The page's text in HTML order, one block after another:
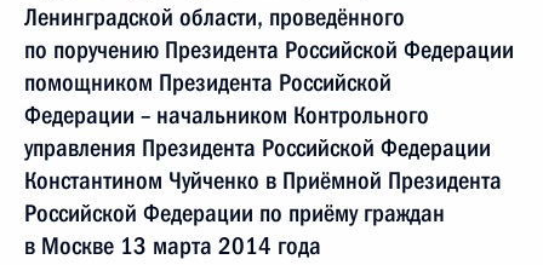
Ленинградской области, проведённого
по поручению Президента Российской Федерации
помощником Президента Российской
Федерации – начальником Контрольного
управления Президента Российской Федерации
Константином Чуйченко в Приёмной Президента
Российской Федерации по приёму граждан
в Москве 13 марта 2014 года